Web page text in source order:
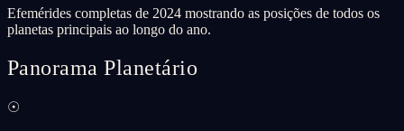
Efemérides completas de 2024 mostrando as posições de todos os
planetas principais ao longo do ano.
Panorama Planetário
☉